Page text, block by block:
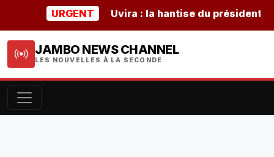
URGENT Uvira : la hantise du président
JAMBO NEWS CHANNEL
LES NOUVELLES À LA SECONDE